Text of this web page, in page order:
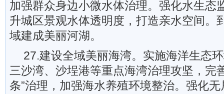
加强群众身边小微水体治理。强化水生态
升城区景观水体透明度，打造亲水空间。
域建成美丽河湖。
27.建设全域美丽海湾。实施海洋生态
三沙湾、沙埕港等重点海湾治理攻坚，完
条”治理，加强海水养殖环境整治。强化